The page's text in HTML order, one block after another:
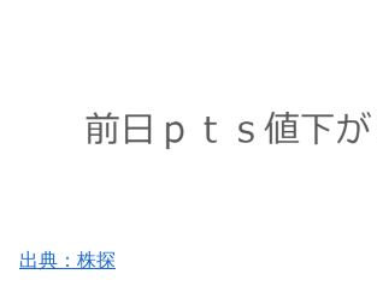
出典：株探